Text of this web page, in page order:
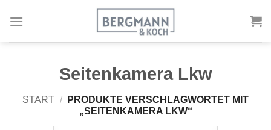
Inhalt
Seitenkamera Lkw
START /
PRODUKTE VERSCHLAGWORTET MIT
„SEITENKAMERA LKW“